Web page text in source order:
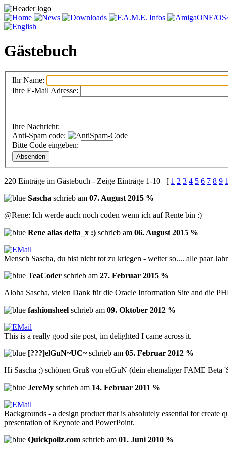
Gästebuch
Ihr Name:
Ihre E-Mail Adresse:
Ihre Nachricht:
Anti-Spam code:
Bitte Code eingeben:
220 Einträge im Gästebuch - Zeige Einträge 1-10 [ 1 2 3 4 5 6 7 8 9
Sascha schrieb am 07. August 2015 %
@Rene: Ich werde auch noch coden wenn ich auf Rente bin :)
Rene alias delta_x :) schrieb am 06. August 2015 %
Mensch Sascha, du bist nicht tot zu kriegen - weiter so.... alle paar
TeaCoder schrieb am 27. Februar 2015 %
Aloha Sascha, vielen Dank für die Oracle Information Site and die
fashionsheel schrieb am 09. Oktober 2012 %
This is a really good site post, im delighted I came across it.
[???]elGuN~UC~schrieb am 05. Februar 2012 %
Hi Sascha ;) schönen Gruß von elGuN (dein ehemaliger FAME Beta
JereMy schrieb am 14. Februar 2011 %
Backgrounds - a design product that is absolutely essential for
presentation of Keynote and PowerPoint.
Quickpollz.com schrieb am 01. Juni 2010 %